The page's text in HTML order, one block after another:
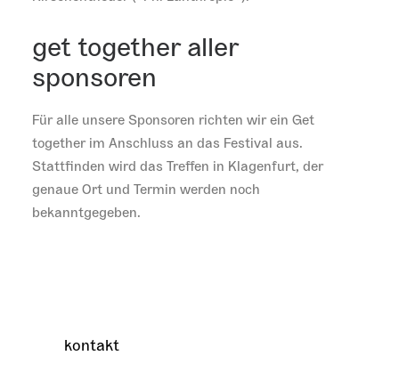
get together aller
sponsoren
Für alle unsere Sponsoren richten wir ein Get
together im Anschluss an das Festival aus.
Stattfinden wird das Treffen in Klagenfurt, der
genaue Ort und Termin werden noch
bekanntgegeben.
kontakt